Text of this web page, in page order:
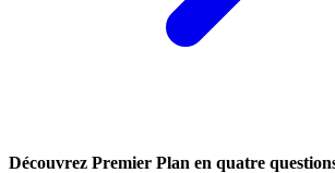
Découvrez Premier Plan en quatre